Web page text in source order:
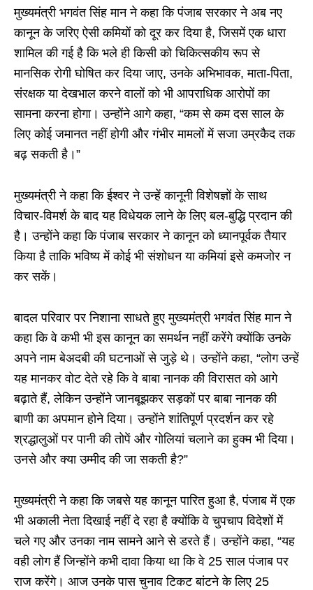
मुख्यमंत्री भगवंत सिंह मान ने कहा कि पंजाब सरकार ने अब नए
कानून के जरिए ऐसी कमियों को दूर कर दिया है, जिसमें एक धारा
शामिल की गई है कि भले ही किसी को चिकित्सकीय रूप से
मानसिक रोगी घोषित कर दिया जाए, उनके अभिभावक, माता-पिता,
संरक्षक या देखभाल करने वालों को भी आपराधिक आरोपों का
सामना करना होगा। उन्होंने आगे कहा, “कम से कम दस साल के
लिए कोई जमानत नहीं होगी और गंभीर मामलों में सजा उम्रकैद तक
बढ़ सकती है।”
मुख्यमंत्री ने कहा कि ईश्वर ने उन्हें कानूनी विशेषज्ञों के साथ
विचार-विमर्श के बाद यह विधेयक लाने के लिए बल-बुद्धि प्रदान की
है। उन्होंने कहा कि पंजाब सरकार ने कानून को ध्यानपूर्वक तैयार
किया है ताकि भविष्य में कोई भी संशोधन या कमियां इसे कमजोर न
कर सकें।
बादल परिवार पर निशाना साधते हुए मुख्यमंत्री भगवंत सिंह मान ने
कहा कि वे कभी भी इस कानून का समर्थन नहीं करेंगे क्योंकि उनके
अपने नाम बेअदबी की घटनाओं से जुड़े थे। उन्होंने कहा, “लोग उन्हें
यह मानकर वोट देते रहे कि वे बाबा नानक की विरासत को आगे
बढ़ाते हैं, लेकिन उन्होंने जानबूझकर सड़कों पर बाबा नानक की
बाणी का अपमान होने दिया। उन्होंने शांतिपूर्ण प्रदर्शन कर रहे
श्रद्धालुओं पर पानी की तोपें और गोलियां चलाने का हुक्म भी दिया।
उनसे और क्या उम्मीद की जा सकती है?”
मुख्यमंत्री ने कहा कि जबसे यह कानून पारित हुआ है, पंजाब में एक
भी अकाली नेता दिखाई नहीं दे रहा है क्योंकि वे चुपचाप विदेशों में
चले गए और उनका नाम सामने आने से डरते हैं। उन्होंने कहा, “यह
वही लोग हैं जिन्होंने कभी दावा किया था कि वे 25 साल पंजाब पर
राज करेंगे। आज उनके पास चुनाव टिकट बांटने के लिए 25